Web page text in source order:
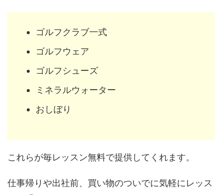
ゴルフクラブ一式
ゴルフウェア
ゴルフシューズ
ミネラルウォーター
おしぼり
これらが毎レッスン無料で提供してくれます。
仕事帰りや出社前、買い物のついでに気軽にレッス